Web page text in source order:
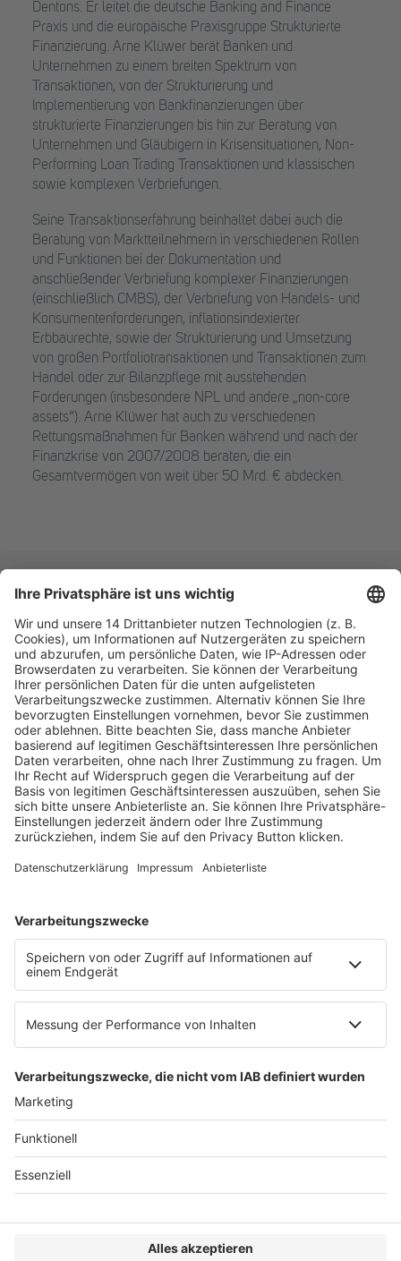
Dentons. Er leitet die deutsche Banking and Finance
Praxis und die europäische Praxisgruppe Strukturierte
Finanzierung. Arne Klüwer berät Banken und
Unternehmen zu einem breiten Spektrum von
Transaktionen, von der Strukturierung und
Implementierung von Bankfinanzierungen über
strukturierte Finanzierungen bis hin zur Beratung von
Unternehmen und Gläubigern in Krisensituationen, Non-
Performing Loan Trading Transaktionen und klassischen
sowie komplexen Verbriefungen.
Seine Transaktionserfahrung beinhaltet dabei auch die
Beratung von Marktteilnehmern in verschiedenen Rollen
und Funktionen bei der Dokumentation und
anschließender Verbriefung komplexer Finanzierungen
(einschließlich CMBS), der Verbriefung von Handels- und
Konsumentenforderungen, inflationsindexierter
Erbbaurechte, sowie der Strukturierung und Umsetzung
von großen Portfoliotransaktionen und Transaktionen zum
Handel oder zur Bilanzpflege mit ausstehenden
Forderungen (insbesondere NPL und andere „non-core
assets“). Arne Klüwer hat auch zu verschiedenen
Rettungsmaßnahmen für Banken während und nach der
Finanzkrise von 2007/2008 beraten, die ein
Gesamtvermögen von weit über 50 Mrd. € abdecken.
Fachmedien Recht und Wirtschaft
Ein Fachbereich der
dfv Mediengruppe
Mainzer Landstr. 251
60326 Frankfurt am Main
E-Mail:info@ruw.de
Web:https://www.ruw.de
AGB
Datenschutzerklärung
Genderhinweis
Cookie-Einstellungen